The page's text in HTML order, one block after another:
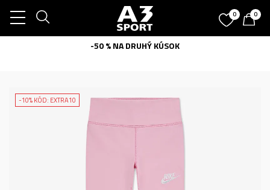
0 0
-50 % NA DRUHÝ KÚSOK
-10% KÓD: EXTRA10